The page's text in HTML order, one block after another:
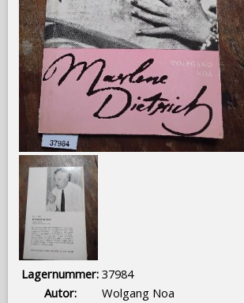
Lagernummer: 37984
Autor:
Wolgang Noa